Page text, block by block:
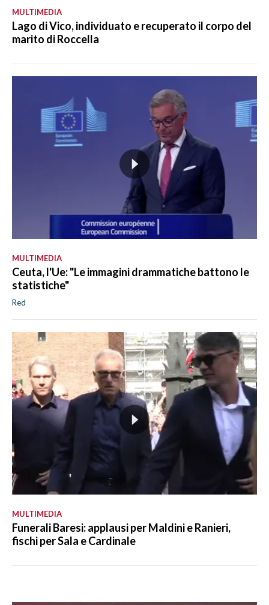
MULTIMEDIA
Lago di Vico, individuato e recuperato il corpo del
marito di Roccella
MULTIMEDIA
Ceuta, l'Ue: "Le immagini drammatiche battono le
statistiche"
Red
MULTIMEDIA
Funerali Baresi: applausi per Maldini e Ranieri,
fischi per Sala e Cardinale